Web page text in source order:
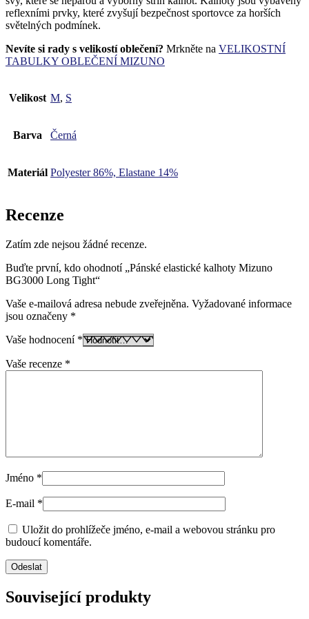
reflexními prvky, které zvyšují bezpečnost sportovce za horších
světelných podmínek.
Nevíte si rady s velikostí oblečení? Mrkněte na VELIKOSTNÍ
TABULKY OBLEČENÍ MIZUNO
Velikost M, S
Barva Černá
Materiál Polyester 86%, Elastane 14%
Recenze
Zatím zde nejsou žádné recenze.
Buďte první, kdo ohodnotí „Pánské elastické kalhoty Mizuno
BG3000 Long Tight“
Vaše e-mailová adresa nebude zveřejněna. Vyžadované informace
jsou označeny *
Vaše hodnocení *
Vaše recenze *
Jméno *
E-mail *
Uložit do prohlížeče jméno, e-mail a webovou stránku pro
budoucí komentáře.
Související produkty